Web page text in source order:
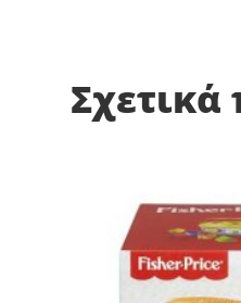
Σχετικά